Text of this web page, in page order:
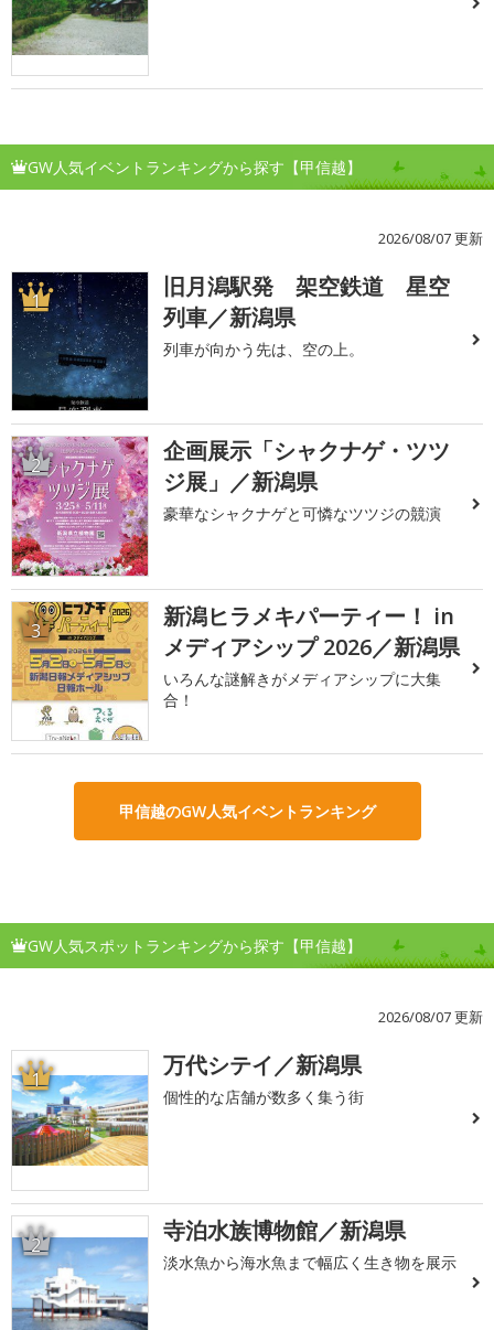
GW人気イベントランキングから探す【甲信越】
2026/08/07 更新
1
旧月潟駅発 架空鉄道 星空
列車／新潟県
列車が向かう先は、空の上。
2
企画展示「シャクナゲ・ツツ
ジ展」／新潟県
豪華なシャクナゲと可憐なツツジの競演
3
新潟ヒラメキパーティー！ in
メディアシップ 2026／新潟県
いろんな謎解きがメディアシップに大集
合！
甲信越のGW人気イベントランキング
GW人気スポットランキングから探す【甲信越】
2026/08/07 更新
1 万代シテイ／新潟県
個性的な店舗が数多く集う街
2 寺泊水族博物館／新潟県
淡水魚から海水魚まで幅広く生き物を展示